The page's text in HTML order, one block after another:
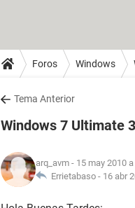
Foros Windows
Tema Anterior
Windows 7 Ultimate
arq_avm - 15 may 2010
Errietabaso - 16 abr